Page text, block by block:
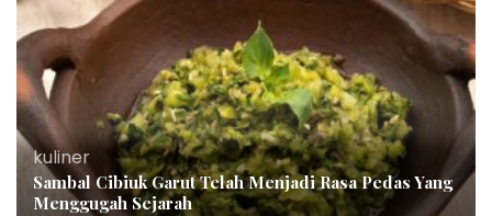
kuliner
Sambal Cibiuk Garut Telah Menjadi Rasa Pedas Yang
Menggugah Sejarah